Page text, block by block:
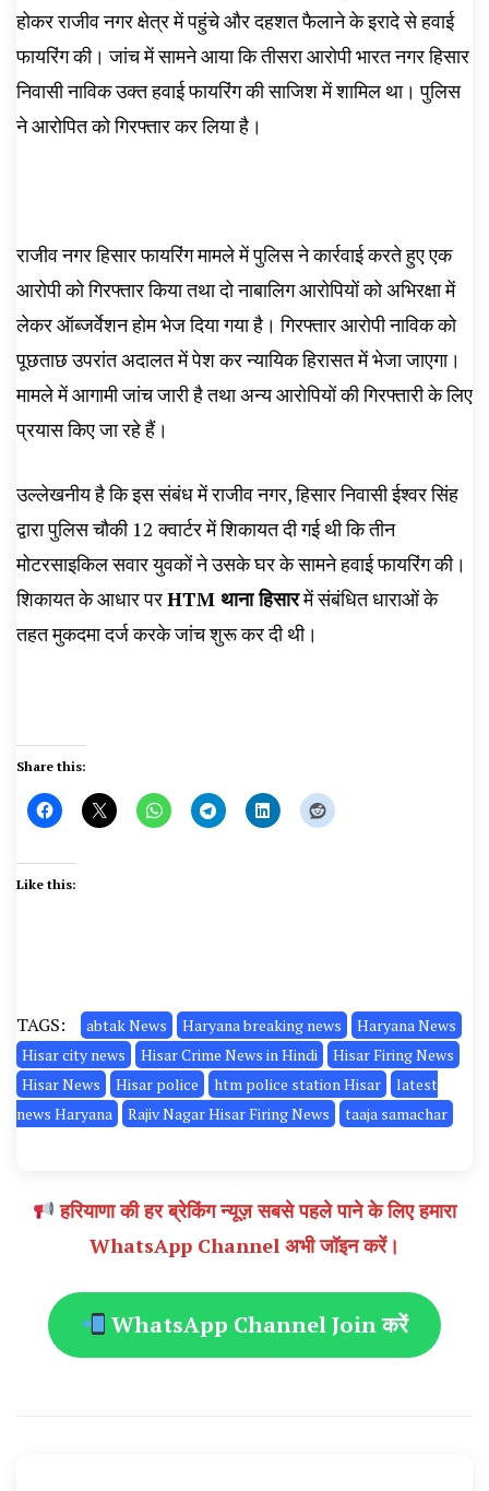
होकर राजीव नगर क्षेत्र में पहुंचे और दहशत फैलाने के इरादे से हवाई
फायरिंग की। जांच में सामने आया कि तीसरा आरोपी भारत नगर हिसार
निवासी नाविक उक्त हवाई फायरिंग की साजिश में शामिल था। पुलिस
ने आरोपित को गिरफ्तार कर लिया है।
राजीव नगर हिसार फायरिंग मामले में पुलिस ने कार्रवाई करते हुए एक
आरोपी को गिरफ्तार किया तथा दो नाबालिग आरोपियों को अभिरक्षा में
लेकर ऑब्जर्वेशन होम भेज दिया गया है। गिरफ्तार आरोपी नाविक को
पूछताछ उपरांत अदालत में पेश कर न्यायिक हिरासत में भेजा जाएगा।
मामले में आगामी जांच जारी है तथा अन्य आरोपियों की गिरफ्तारी के लिए
प्रयास किए जा रहे हैं।
उल्लेखनीय है कि इस संबंध में राजीव नगर, हिसार निवासी ईश्वर सिंह
द्वारा पुलिस चौकी 12 क्वार्टर में शिकायत दी गई थी कि तीन
मोटरसाइकिल सवार युवकों ने उसके घर के सामने हवाई फायरिंग की।
शिकायत के आधार परHTM थाना हिसारमें संबंधित धाराओं के
तहत मुकदमा दर्ज करके जांच शुरू कर दी थी।
Share this:
Like this:
TAGS: abtak News Haryana breaking news
Haryana News
Hisar city news
Hisar Crime News in Hindi
Hisar Firing News
Hisar News
Hisar police htm police station Hisar
latest
news Haryana
Rajiv Nagar Hisar Firing News taaja samachar
हरियाणा की हर ब्रेकिंग न्यूज़ सबसे पहले पाने के लिए हमारा
WhatsApp Channel अभी जॉइन करें।
WhatsApp Channel Join करें